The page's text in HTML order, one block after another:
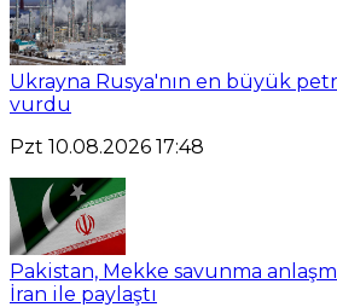
Ukrayna Rusya'nın en büyük
vurdu
Pzt 10.08.2026 17:48
Pakistan, Mekke savunma
İran ile paylaştı